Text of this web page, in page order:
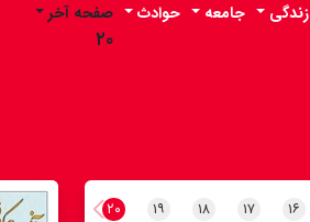
زندگی جامعه حوادث صفحه آخر
۲۰
۱۶ ۱۷ ۱۸ ۱۹ ۲۰